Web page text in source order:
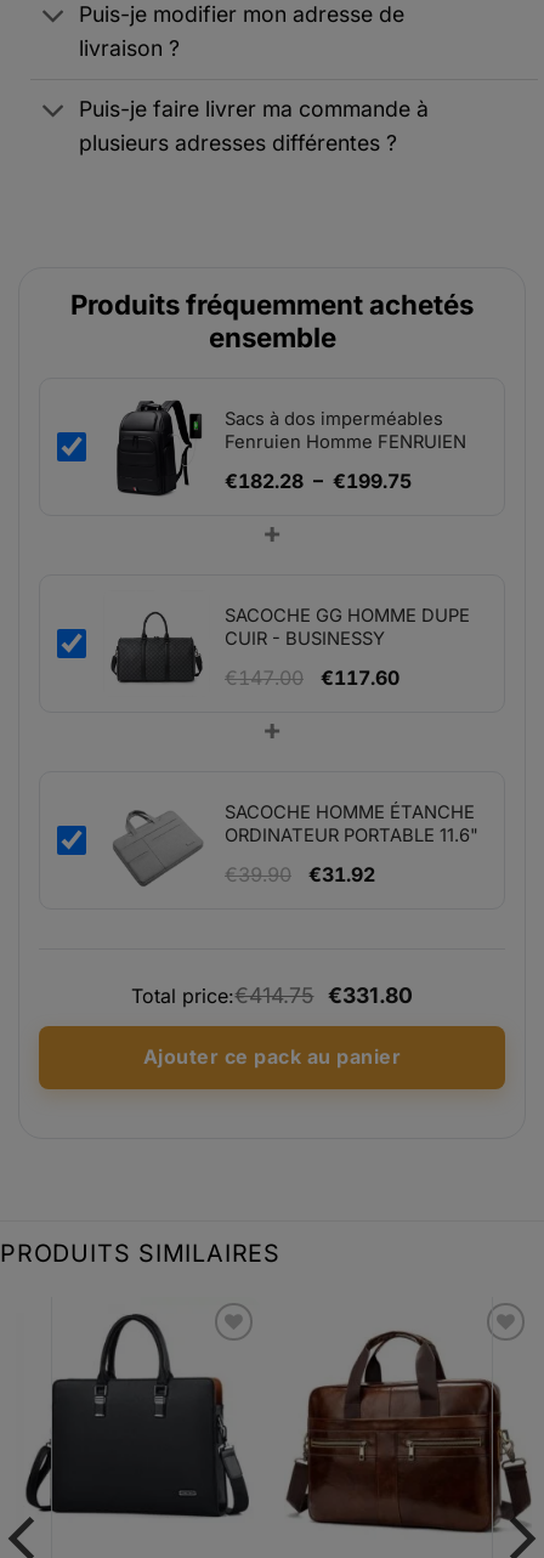
Puis-je modifier mon adresse de
livraison ?
Puis-je faire livrer ma commande à
plusieurs adresses différentes ?
Produits fréquemment achetés
ensemble
Sacs à dos imperméables
Fenruien Homme FENRUIEN
€182.28 – €199.75Plage
+
SACOCHE GG HOMME DUPE
CUIR - BUSINESSY
€147.00
Le
€147.00.
€117.60Le
+
SACOCHE HOMME ÉTANCHE
ORDINATEUR PORTABLE 11.6"
€39.90
Le
€39.90.
€31.92
€31.92.
Total price:€414.75 €331.80
Ajouter ce pack au panier
PRODUITS SIMILAIRES
à la liste
d’envies
à la liste
d’envies